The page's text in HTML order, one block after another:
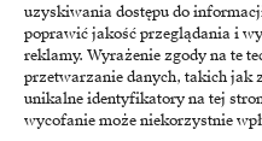
uzyskiwania dostępu do
poprawić jakość przeglądania i
reklamy. Wyrażenie zgody na te
przetwarzanie danych, takich jak
unikalne identyfikatory na tej
wycofanie może niekorzystnie
How do you effectively
for World Backup Day
Although statistics on lost
two decades, the physical loss of